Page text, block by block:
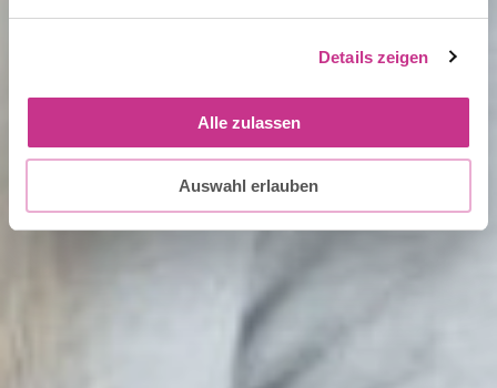
Details zeigen
Alle zulassen
Auswahl erlauben